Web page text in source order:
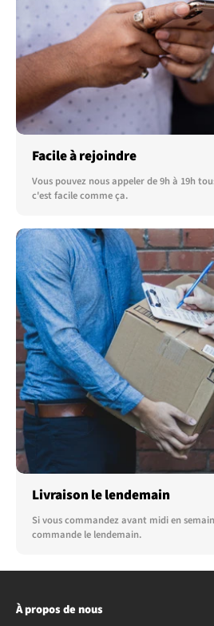
Facile à rejoindre
Vous pouvez nous appeler de 9h à 19h
c'est facile comme ça.
Livraison le lendemain
Si vous commandez avant midi en
commande le lendemain.
À propos de nous